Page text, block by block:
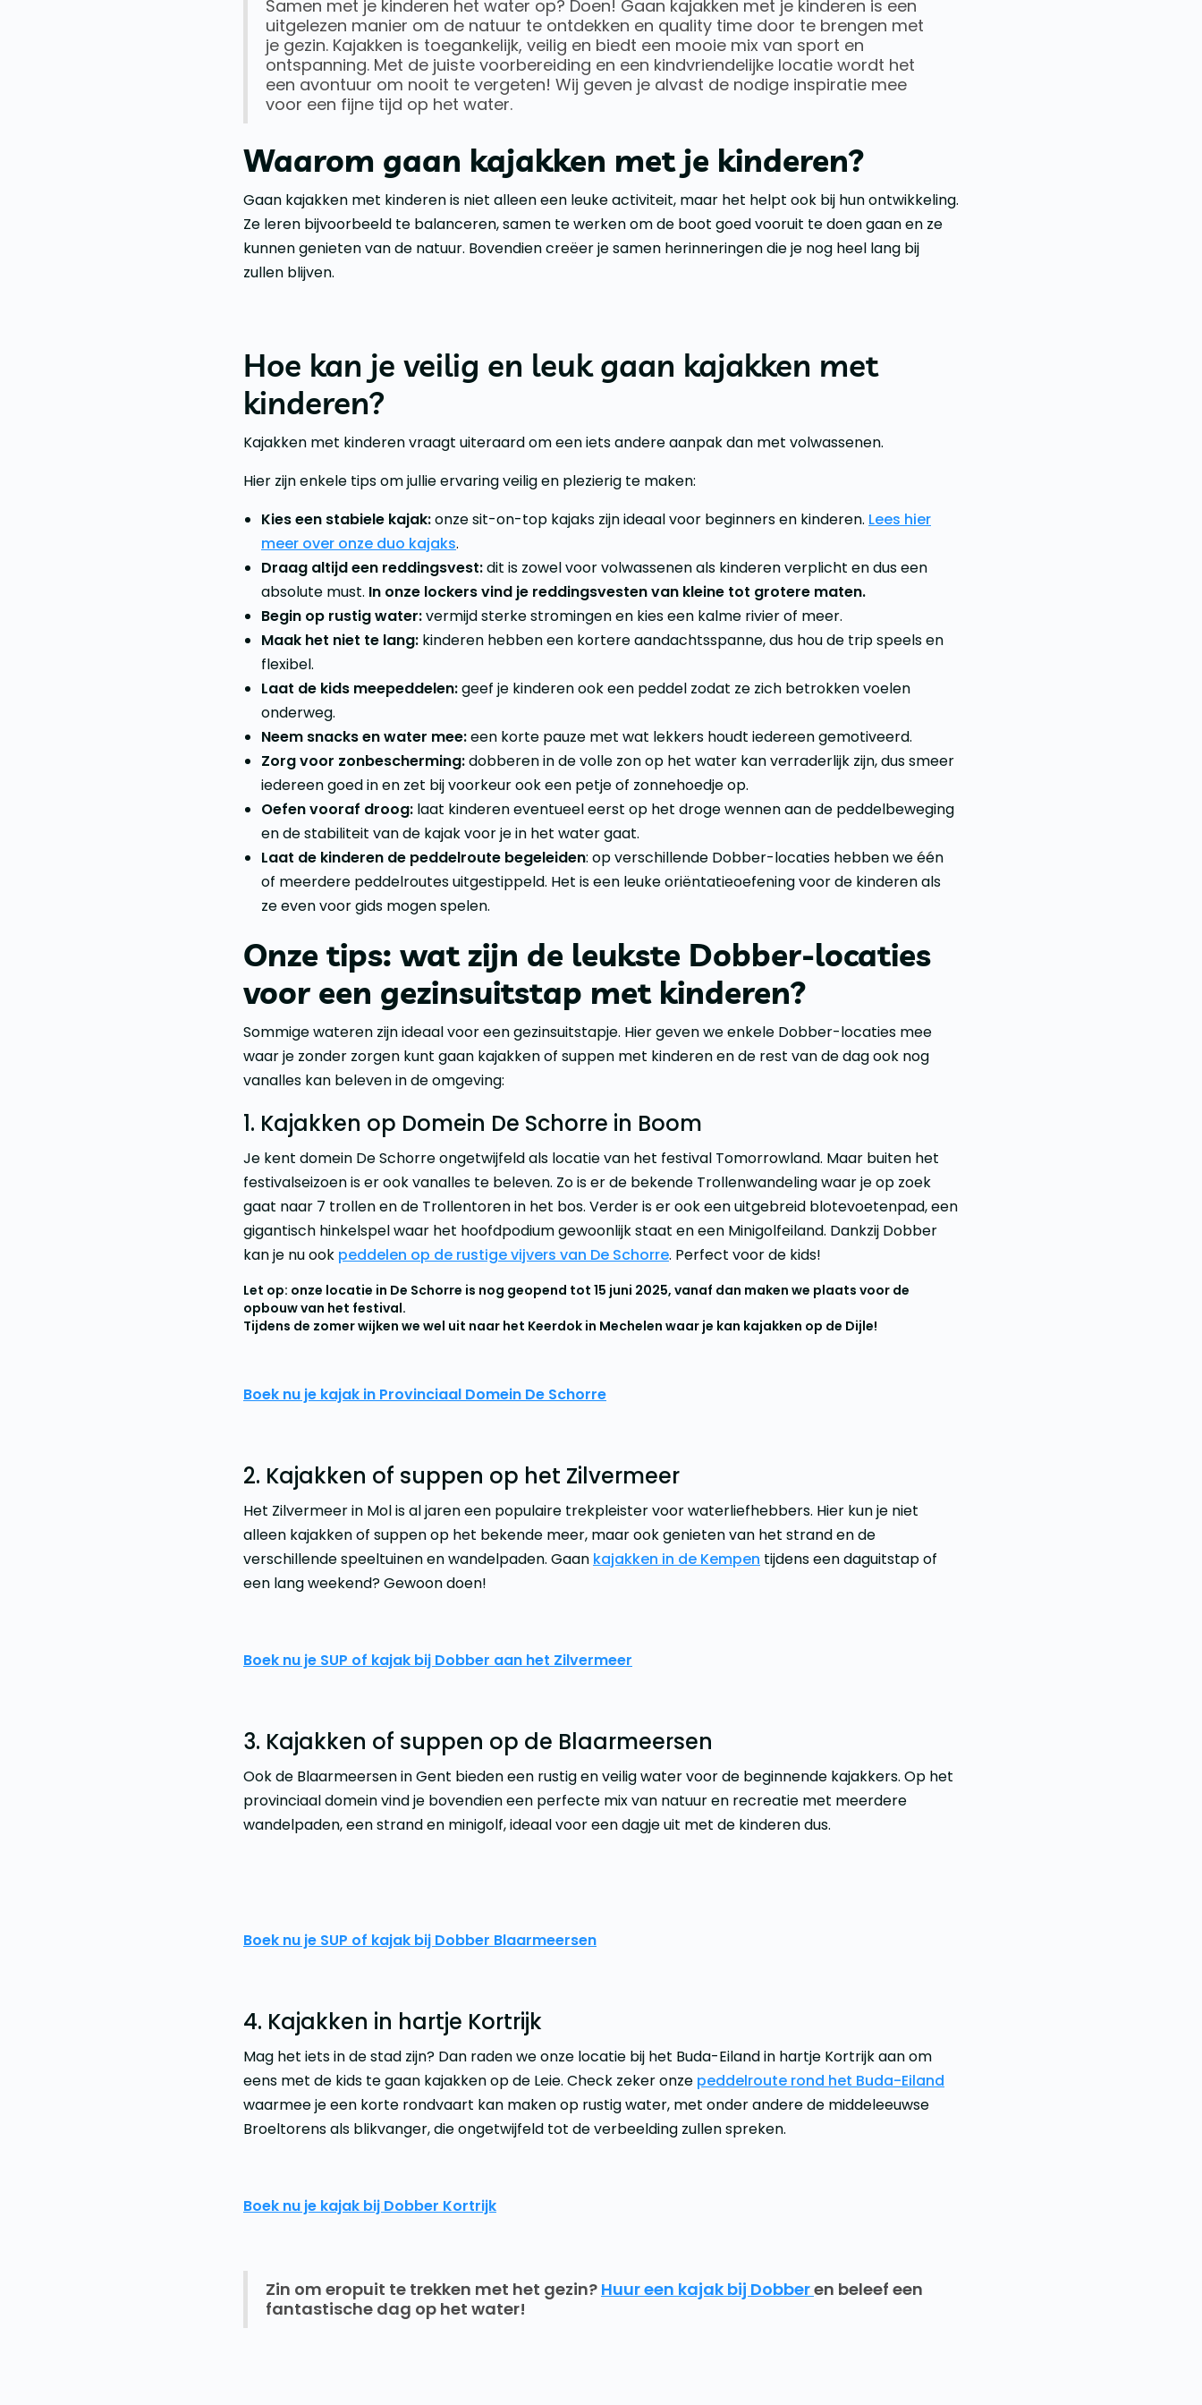
Samen met je kinderen het water op? Doen! Gaan kajakken met je kinderen is een
uitgelezen manier om de natuur te ontdekken en quality time door te brengen met
je gezin. Kajakken is toegankelijk, veilig en biedt een mooie mix van sport en
ontspanning. Met de juiste voorbereiding en een kindvriendelijke locatie wordt het
een avontuur om nooit te vergeten! Wij geven je alvast de nodige inspiratie mee
voor een fijne tijd op het water.
Waarom gaan kajakken met je kinderen?
Gaan kajakken met kinderen is niet alleen een leuke activiteit, maar het helpt ook bij hun ontwikkeling.
Ze leren bijvoorbeeld te balanceren, samen te werken om de boot goed vooruit te doen gaan en ze
kunnen genieten van de natuur. Bovendien creëer je samen herinneringen die je nog heel lang bij
zullen blijven.
Hoe kan je veilig en leuk gaan kajakken met
kinderen?
Kajakken met kinderen vraagt uiteraard om een iets andere aanpak dan met volwassenen.
Hier zijn enkele tips om jullie ervaring veilig en plezierig te maken:
Kies een stabiele kajak:onze sit-on-top kajaks zijn ideaal voor beginners en kinderen. Lees hier
meer over onze duo kajaks.
Draag altijd een reddingsvest:dit is zowel voor volwassenen als kinderen verplicht en dus een
absolute must. In onze lockers vind je reddingsvesten van kleine tot grotere maten.
Begin op rustig water:vermijd sterke stromingen en kies een kalme rivier of meer.
Maak het niet te lang: kinderen hebben een kortere aandachtsspanne, dus hou de trip speels en
flexibel.
Laat de kids meepeddelen:geef je kinderen ook een peddel zodat ze zich betrokken voelen
onderweg.
Neem snacks en water mee:een korte pauze met wat lekkers houdt iedereen gemotiveerd.
Zorg voor zonbescherming:dobberen in de volle zon op het water kan verraderlijk zijn, dus smeer
iedereen goed in en zet bij voorkeur ook een petje of zonnehoedje op.
Oefen vooraf droog: laat kinderen eventueel eerst op het droge wennen aan de peddelbeweging
en de stabiliteit van de kajak voor je in het water gaat.
Laat de kinderen de peddelroute begeleiden: op verschillende Dobber-locaties hebben we één
of meerdere peddelroutes uitgestippeld. Het is een leuke oriëntatieoefening voor de kinderen als
ze even voor gids mogen spelen.
Onze tips: wat zijn de leukste Dobber-locaties
voor een gezinsuitstap met kinderen?
Sommige wateren zijn ideaal voor een gezinsuitstapje. Hier geven we enkele Dobber-locaties mee
waar je zonder zorgen kunt gaan kajakken of suppen met kinderen en de rest van de dag ook nog
vanalles kan beleven in de omgeving:
1. Kajakken op Domein De Schorre in Boom
Je kent domein De Schorre ongetwijfeld als locatie van het festival Tomorrowland. Maar buiten het
festivalseizoen is er ook vanalles te beleven. Zo is er de bekende Trollenwandeling waar je op zoek
gaat naar 7 trollen en de Trollentoren in het bos. Verder is er ook een uitgebreid blotevoetenpad, een
gigantisch hinkelspel waar het hoofdpodium gewoonlijk staat en een Minigolfeiland. Dankzij Dobber
kan je nu ook peddelen op de rustige vijvers van De Schorre. Perfect voor de kids!
Let op: onze locatie in De Schorre is nog geopend tot 15 juni 2025, vanaf dan maken we plaats voor de
opbouw van het festival.
Tijdens de zomer wijken we wel uit naar het Keerdok in Mechelen waar je kan kajakken op de Dijle!
Boek nu je kajak in Provinciaal Domein De Schorre
2. Kajakken of suppen op het Zilvermeer
Het Zilvermeer in Mol is al jaren een populaire trekpleister voor waterliefhebbers. Hier kun je niet
alleen kajakken of suppen op het bekende meer, maar ook genieten van het strand en de
verschillende speeltuinen en wandelpaden. Gaan kajakken in de Kempen tijdens een daguitstap of
een lang weekend? Gewoon doen!
Boek nu je SUP of kajak bij Dobber aan het Zilvermeer
3. Kajakken of suppen op de Blaarmeersen
Ook de Blaarmeersen in Gent bieden een rustig en veilig water voor de beginnende kajakkers. Op het
provinciaal domein vind je bovendien een perfecte mix van natuur en recreatie met meerdere
wandelpaden, een strand en minigolf, ideaal voor een dagje uit met de kinderen dus.
Boek nu je SUP of kajak bij Dobber Blaarmeersen
4. Kajakken in hartje Kortrijk
Mag het iets in de stad zijn? Dan raden we onze locatie bij het Buda-Eiland in hartje Kortrijk aan om
eens met de kids te gaan kajakken op de Leie. Check zeker onze peddelroute rond het Buda-Eiland
waarmee je een korte rondvaart kan maken op rustig water, met onder andere de middeleeuwse
Broeltorens als blikvanger, die ongetwijfeld tot de verbeelding zullen spreken.
Boek nu je kajak bij Dobber Kortrijk
Zin om eropuit te trekken met het gezin? Huur een kajak bij Dobberen beleef een
fantastische dag op het water!